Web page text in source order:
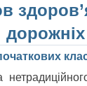
дорожніх